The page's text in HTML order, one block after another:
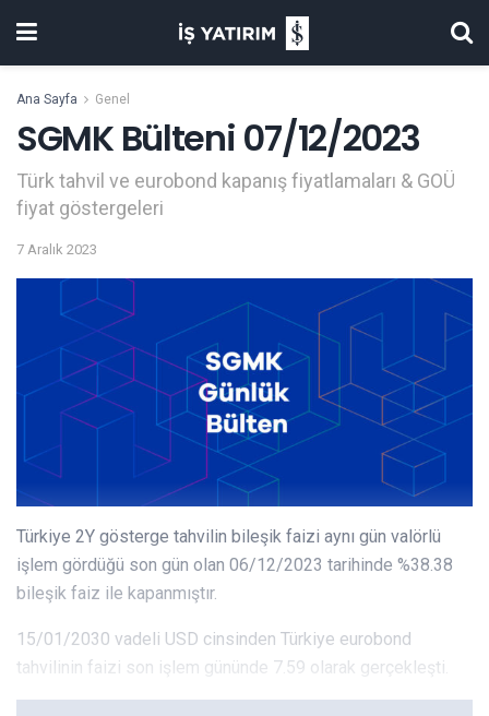
Ana Sayfa Genel
SGMK Bülteni 07/12/2023
Türk tahvil ve eurobond kapanış fiyatlamaları & GOÜ
fiyat göstergeleri
7 Aralık 2023
Türkiye 2Y gösterge tahvilin bileşik faizi aynı gün valörlü
işlem gördüğü son gün olan 06/12/2023 tarihinde %38.38
bileşik faiz ile kapanmıştır.
15/01/2030 vadeli USD cinsinden Türkiye eurobond
tahvilinin faizi son işlem gününde 7.59 olarak gerçekleşti.